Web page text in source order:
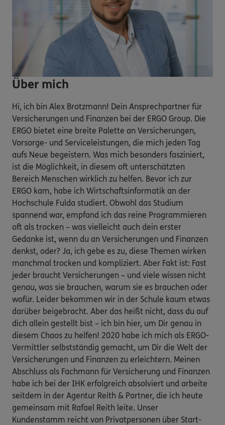
Über mich
Hi, ich bin Alex Brotzmann! Dein Ansprechpartner für
Versicherungen und Finanzen bei der ERGO Group. Die
ERGO bietet eine breite Palette an Versicherungen,
Vorsorge- und Serviceleistungen, die mich jeden Tag
aufs Neue begeistern. Was mich besonders fasziniert,
ist die Möglichkeit, in diesem oft unterschätzten
Bereich Menschen wirklich zu helfen. Bevor ich zur
ERGO kam, habe ich Wirtschaftsinformatik an der
Hochschule Fulda studiert. Obwohl das Studium
spannend war, empfand ich das reine Programmieren
oft als trocken – was vielleicht auch dein erster
Gedanke ist, wenn du an Versicherungen und Finanzen
denkst, oder? Ja, ich gebe es zu, diese Themen wirken
manchmal trocken und kompliziert. Aber Fakt ist: Fast
jeder braucht Versicherungen – und viele wissen nicht
genau, was sie brauchen, warum sie es brauchen oder
wofür. Leider bekommen wir in der Schule kaum etwas
darüber beigebracht. Aber das heißt nicht, dass du auf
dich allein gestellt bist – ich bin hier, um Dir genau in
diesem Chaos zu helfen! 2020 habe ich mich als ERGO-
Vermittler selbstständig gemacht, um Dir die Welt der
Versicherungen und Finanzen zu erleichtern. Meinen
Abschluss als Fachmann für Versicherung und Finanzen
habe ich bei der IHK erfolgreich absolviert und arbeite
seitdem in der Agentur Reith & Partner, die ich heute
gemeinsam mit Rafael Reith leite. Unser
Kundenstamm reicht von Privatpersonen über Start-